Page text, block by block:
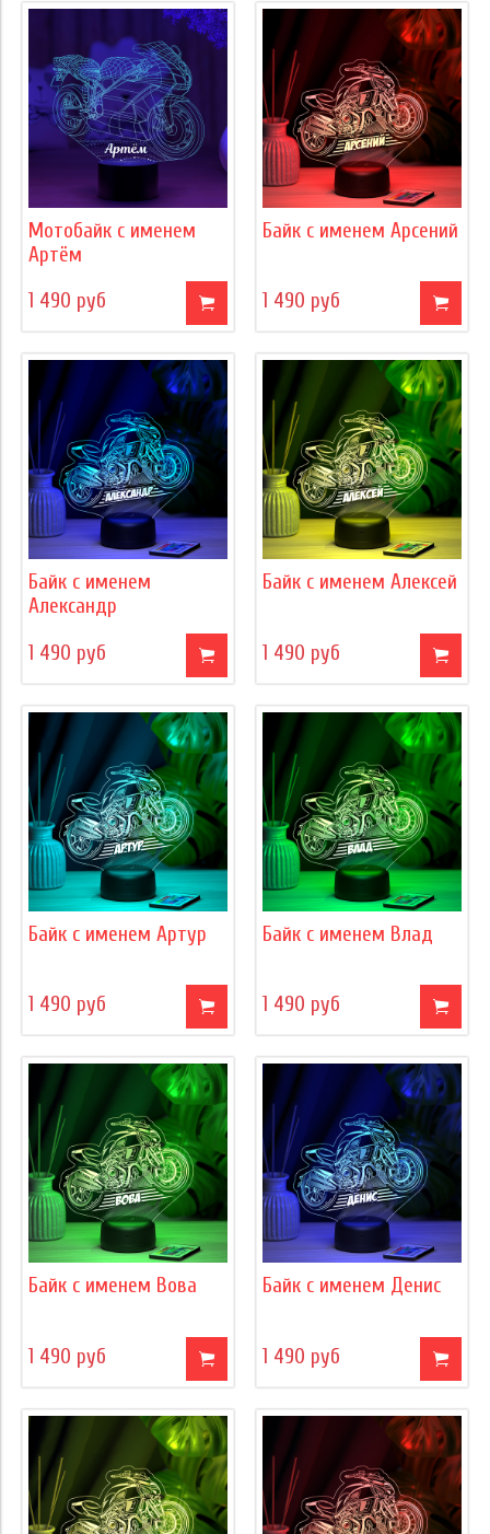
Мотобайк с именем
Артëм
1 490 руб
Байк с именем Арсений
1 490 руб
Байк с именем
Александр
1 490 руб
Байк с именем Алексей
1 490 руб
Байк с именем Артур
1 490 руб
Байк с именем Влад
1 490 руб
Байк с именем Вова
1 490 руб
Байк с именем Денис
1 490 руб